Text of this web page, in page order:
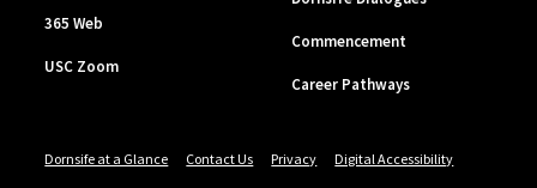
365 Web
USC Zoom
Commencement
Career Pathways
Dornsife at a Glance Contact Us Privacy
Digital Accessibility